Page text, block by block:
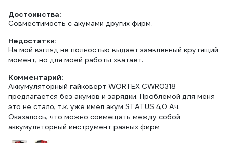
Достоинства:
Совместимость с акумами других фирм.
Недостатки:
На мой взгляд не полностью выдает заявленный крутящий
момент, но для моей работы хватает.
Комментарий:
Аккумуляторный гайковерт WORTEX CWR0318
предлагается без акумов и зарядки. Проблемой для меня
это не стало, т.к. уже имел акум STATUS 4,0 Ач.
Оказалось, что можно совмещать между собой
аккумуляторный инструмент разных фирм